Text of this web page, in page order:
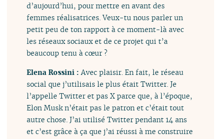
d’aujourd’hui, pour mettre en avant des
femmes réalisatrices. Veux-tu nous parler un
petit peu de ton rapport à ce moment-là avec
les réseaux sociaux et de ce projet qui t’a
beaucoup tenu à cœur ?
Elena Rossini :Avec plaisir. En fait, le réseau
social que j’utilisais le plus était Twitter. Je
l’appelle Twitter et pas X parce que, à l’époque,
Elon Musk n’était pas le patron et c’était tout
autre chose. J’ai utilisé Twitter pendant 14 ans
et c’est grâce à ça que j’ai réussi à me construire